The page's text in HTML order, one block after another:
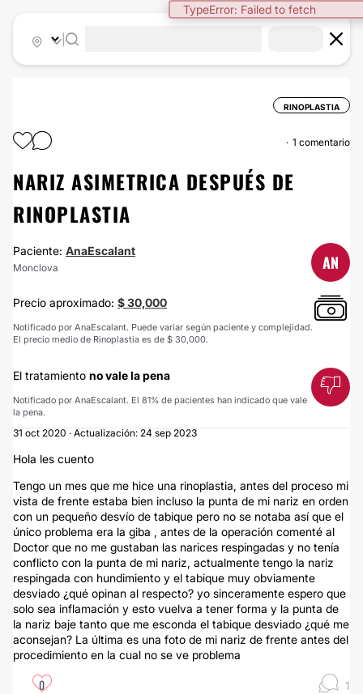
TypeError: Failed to fetch
RINOPLASTIA
1 comentario
NARIZ ASIMETRICA DESPUÉS DE
RINOPLASTIA
Paciente: AnaEscalant
Monclova AN
Precio aproximado: $ 30,000
Notificado por AnaEscalant. Puede variar según paciente y complejidad.
El precio medio de Rinoplastia es de $ 30,000.
El tratamiento no vale la pena
Notificado por AnaEscalant. El 81% de pacientes han indicado que vale
la pena.
31 oct 2020 · Actualización: 24 sep 2023
Hola les cuento
Tengo un mes que me hice una rinoplastia, antes del proceso mi
vista de frente estaba bien incluso la punta de mi nariz en orden
con un pequeño desvío de tabique pero no se notaba así que el
único problema era la giba , antes de la operación comenté al
Doctor que no me gustaban las narices respingadas y no tenía
conflicto con la punta de mi nariz, actualmente tengo la nariz
respingada con hundimiento y el tabique muy obviamente
desviado ¿qué opinan al respecto? yo sinceramente espero que
solo sea inflamación y esto vuelva a tener forma y la punta de
la nariz baje tanto que me esconda el tabique desviado ¿qué me
aconsejan? La última es una foto de mi nariz de frente antes del
procedimiento en la cual no se ve problema
0 1